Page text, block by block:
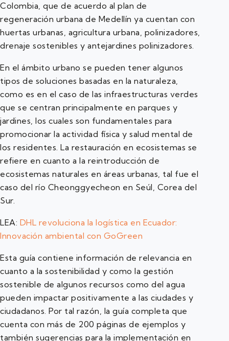
Colombia, que de acuerdo al plan de
regeneración urbana de Medellín ya cuentan con
huertas urbanas, agricultura urbana, polinizadores,
drenaje sostenibles y antejardines polinizadores.
En el ámbito urbano se pueden tener algunos
tipos de soluciones basadas en la naturaleza,
como es en el caso de las infraestructuras verdes
que se centran principalmente en parques y
jardines, los cuales son fundamentales para
promocionar la actividad física y salud mental de
los residentes. La restauración en ecosistemas se
refiere en cuanto a la reintroducción de
ecosistemas naturales en áreas urbanas, tal fue el
caso del río Cheonggyecheon en Seúl, Corea del
Sur.
LEA: DHL revoluciona la logística en Ecuador:
Innovación ambiental con GoGreen
Esta guía contiene información de relevancia en
cuanto a la sostenibilidad y como la gestión
sostenible de algunos recursos como del agua
pueden impactar positivamente a las ciudades y
ciudadanos. Por tal razón, la guía completa que
cuenta con más de 200 páginas de ejemplos y
también sugerencias para la implementación en